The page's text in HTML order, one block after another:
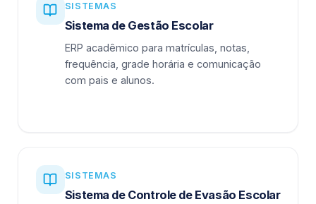
SISTEMAS
Sistema de Gestão Escolar
ERP acadêmico para matrículas, notas,
frequência, grade horária e comunicação
com pais e alunos.
SISTEMAS
Sistema de Controle de Evasão Escolar